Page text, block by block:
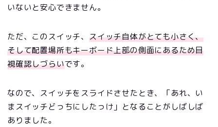
いないと安心できません。
ただ、このスイッチ、スイッチ自体がとても小さく、
そして配置場所もキーボード上部の側面にあるため目
視確認しづらいです。
なので、スイッチをスライドさせたとき、「あれ、い
まスイッチどっちにしたっけ」となることがしばしば
ありました。